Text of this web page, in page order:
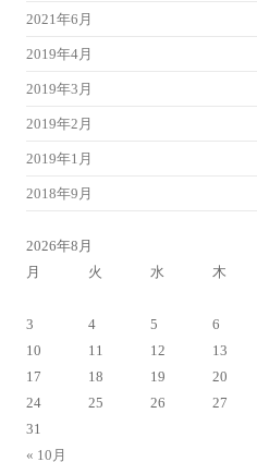
2021年6月
2019年4月
2019年3月
2019年2月
2019年1月
2018年9月
2026年8月
月
火 水 木
« 10月
3
4 5 6
10
11 12 13
17
18 19 20
24
25 26 27
31